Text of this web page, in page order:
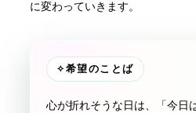
に変わっていきます。
✧希望のことば
心が折れそうな日は、「今日